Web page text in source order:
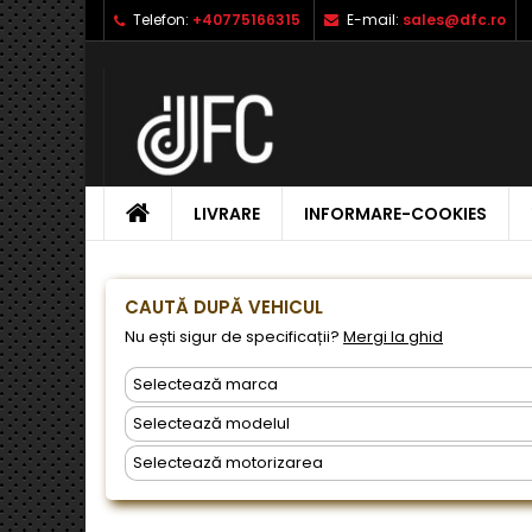
Telefon: +40775166315 E-mail: sales@dfc.ro
ACASALIVRARE INFORMARE-COOKIES
CAUTĂ DUPĂ VEHICUL
Nu ești sigur de specificații? Mergi la ghid